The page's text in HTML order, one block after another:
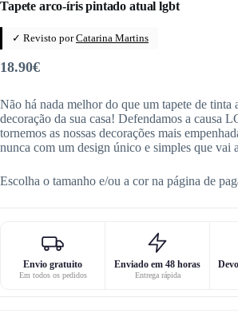
Tapete arco-íris pintado atual lgbt
✓ Revisto porCatarina Martins
18.90€
Não há nada melhor do que um tapete de tinta
decoração da sua casa! Defendamos a causa
tornemos as nossas decorações mais
nunca com um design único e simples que vai
Escolha o tamanho e/ou a cor na página de
Envio gratuito
Em todos os pedidos
Enviado em 48 horas
Entrega rápida